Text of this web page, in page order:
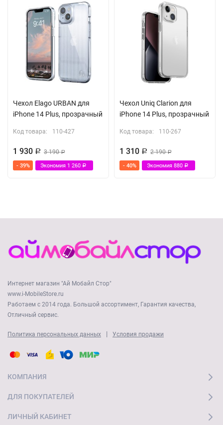
Чехол Elago URBAN для
iPhone 14 Plus, прозрачный
Код товара: 110-427
1 930 Р 3 190Р
- 39% Экономия 1 260 Р
Чехол Uniq Clarion для
iPhone 14 Plus, прозрачный
Код товара: 110-267
1 310 Р 2 190Р
- 40% Экономия 880 Р
Интернет магазин "Ай Мобайл Стор"
www.i-MobileStore.ru
Работаем с 2014 года. Большой ассортимент, Гарантия качества,
Отличный сервис.
Политика персональных данных | Условия продажи
КОМПАНИЯ
ДЛЯ ПОКУПАТЕЛЕЙ
ЛИЧНЫЙ КАБИНЕТ